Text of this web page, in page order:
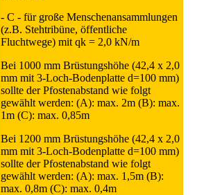
- C - für große Menschenansammlungen
(z.B. Stehtribüne, öffentliche
Fluchtwege) mit qk = 2,0 kN/m
Bei 1000 mm Brüstungshöhe (42,4 x 2,0
mm mit 3-Loch-Bodenplatte d=100 mm)
sollte der Pfostenabstand wie folgt
gewählt werden: (A): max. 2m (B): max.
1m (C): max. 0,85m
Bei 1200 mm Brüstungshöhe (42,4 x 2,0
mm mit 3-Loch-Bodenplatte d=100 mm)
sollte der Pfostenabstand wie folgt
gewählt werden: (A): max. 1,5m (B):
max. 0,8m (C): max. 0,4m